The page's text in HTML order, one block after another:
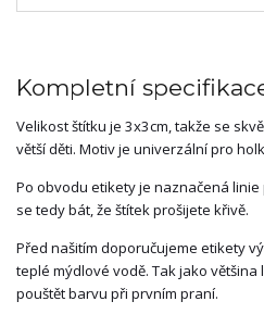
Kompletní
Velikost štítku je 3x3cm, takže se
větší děti. Motiv je univerzální pro
Po obvodu etikety je naznačená
se tedy bát, že štítek prošijete křivě.
Před našitím doporučujeme etikety
teplé mýdlové vodě. Tak jako
pouštět barvu při prvním praní.